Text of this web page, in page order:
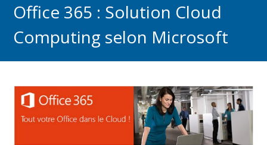
Office 365 : Solution Cloud
Computing selon Microsoft